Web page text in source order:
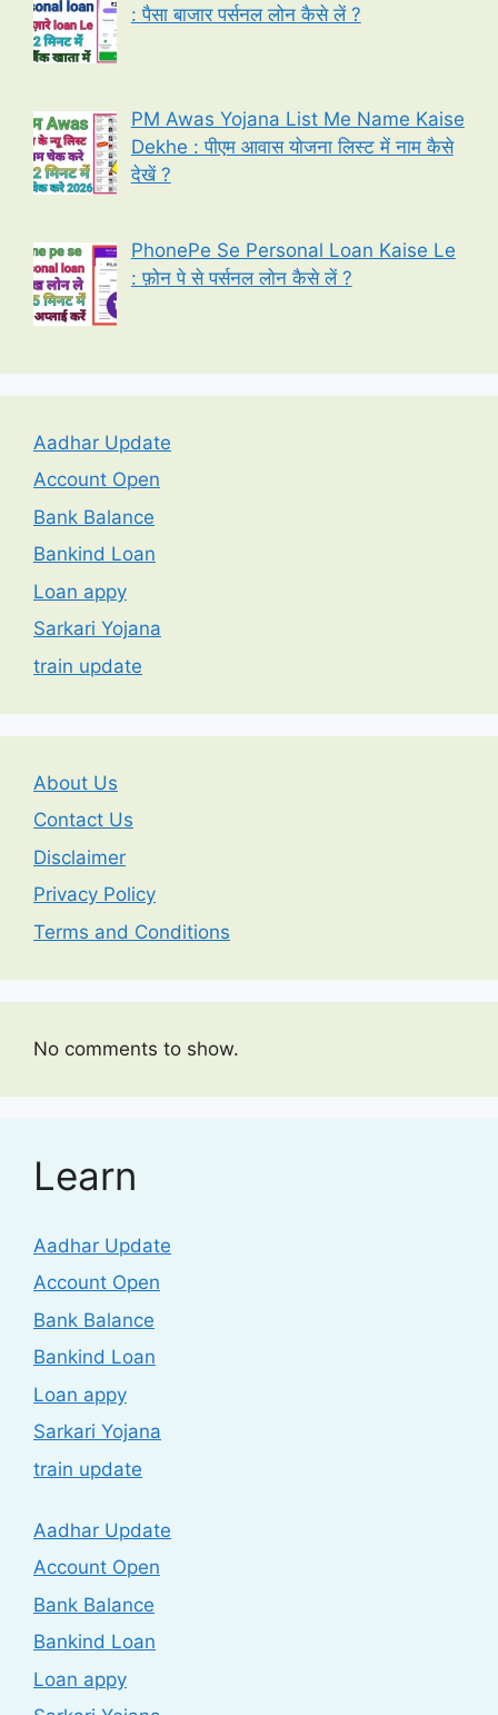
: पैसा बाजार पर्सनल लोन कैसे लें ?
PM Awas Yojana List Me Name Kaise
Dekhe : पीएम आवास योजना लिस्ट में नाम कैसे
देखें ?
PhonePe Se Personal Loan Kaise Le
: फ़ोन पे से पर्सनल लोन कैसे लें ?
Aadhar Update
Account Open
Bank Balance
Bankind Loan
Loan appy
Sarkari Yojana
train update
About Us
Contact Us
Disclaimer
Privacy Policy
Terms and Conditions
No comments to show.
Learn
Aadhar Update
Account Open
Bank Balance
Bankind Loan
Loan appy
Sarkari Yojana
train update
Aadhar Update
Account Open
Bank Balance
Bankind Loan
Loan appy